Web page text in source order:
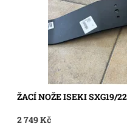
ŽACÍ NOŽE ISEKI SXG19/
2 749 Kč